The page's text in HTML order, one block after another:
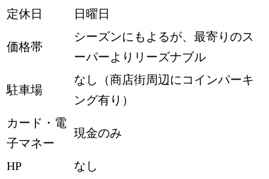
定休日
日曜日
価格帯
シーズンにもよるが、最寄りのス
ーパーよりリーズナブル
駐車場
なし（商店街周辺にコインパーキ
ング有り）
カード・電
子マネー
現金のみ
HP なし